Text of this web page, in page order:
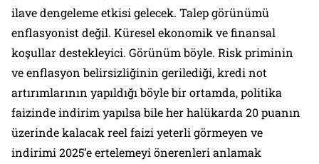
ilave dengeleme etkisi gelecek. Talep görünümü
enflasyonist değil. Küresel ekonomik ve finansal
koşullar destekleyici. Görünüm böyle. Risk priminin
ve enflasyon belirsizliğinin gerilediği, kredi not
artırımlarının yapıldığı böyle bir ortamda, politika
faizinde indirim yapılsa bile her halükarda 20 puanın
üzerinde kalacak reel faizi yeterli görmeyen ve
indirimi 2025’e ertelemeyi önerenleri anlamak